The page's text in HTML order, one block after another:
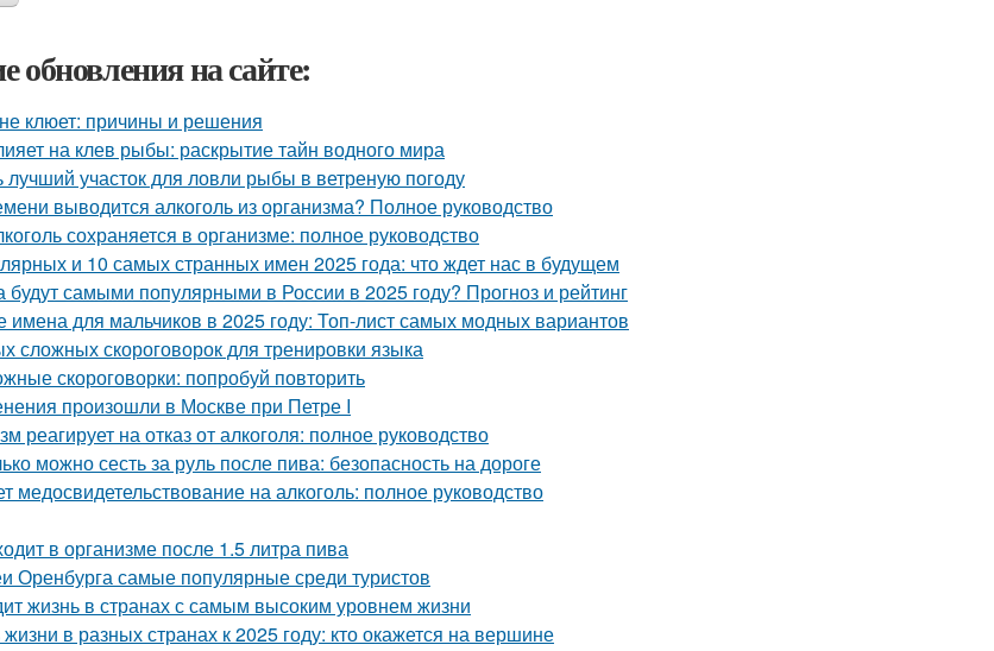
обновления на сайте:
клюет: причины и решения
на клев рыбы: раскрытие тайн водного мира
лучший участок для ловли рыбы в ветреную погоду
выводится алкоголь из организма? Полное руководство
сохраняется в организме: полное руководство
и 10 самых странных имен 2025 года: что ждет нас в будущем
будут самыми популярными в России в 2025 году? Прогноз и рейтинг
для мальчиков в 2025 году: Топ-лист самых модных вариантов
сложных скороговорок для тренировки языка
скороговорки: попробуй повторить
произошли в Москве при Петре I
реагирует на отказ от алкоголя: полное руководство
можно сесть за руль после пива: безопасность на дороге
медосвидетельствование на алкоголь: полное руководство
в организме после 1.5 литра пива
Оренбурга самые популярные среди туристов
жизнь в странах с самым высоким уровнем жизни
в разных странах к 2025 году: кто окажется на вершине